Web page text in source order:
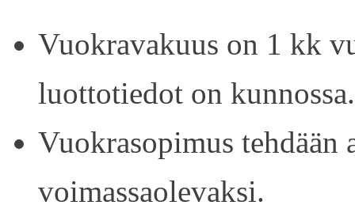
Vuokravakuus on 1 kk
luottotiedot on kunnossa.
Vuokrasopimus tehdään
voimassaolevaksi.